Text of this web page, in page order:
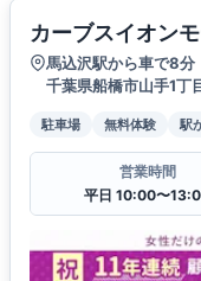
カーブスイオン
馬込沢駅から車で8分
千葉県船橋市山手1丁
駐車場 無料体験 駅
営業時間
平日 10:00〜